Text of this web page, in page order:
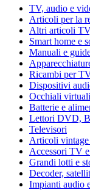
TV, audio e
Articoli per la
Altri articoli
Smart home e
Manuali e
Ricambi per
Dispositivi
Occhiali
Batterie e
Lettori DVD,
Televisori
Articoli
Accessori TV
Grandi lotti e
Decoder,
Impianti audio